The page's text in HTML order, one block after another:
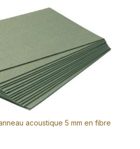
acoustique 5 mm en fibre